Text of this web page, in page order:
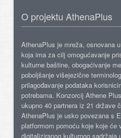
O projektu AthenaPlus
AthenaPlus je mreža, osnovana
koja ima za cilj omogućavanje
kulturne baštine, obogaćivanje
poboljšanje višejezične
prilagođavanje podataka
potrebama. Konzorcij Athene
ukupno 40 partnera iz 21 države
AthenaPlus je usko povezana s
platformom pomoću koje koje će
digitaliziranog kulturnog sadržaja